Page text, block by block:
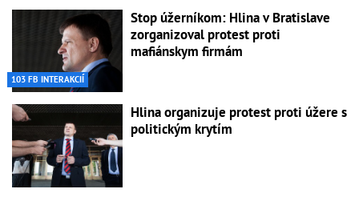
103 FB INTERAKCIÍ
Stop úžerníkom: Hlina v Bratislave
zorganizoval protest proti
mafiánskym firmám
Hlina organizuje protest proti úžere s
politickým krytím